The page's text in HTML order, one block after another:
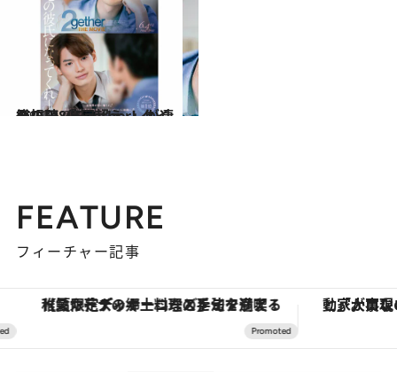
2021.6.23
総視聴8億回超え ！タイ発のBL「2gether」が凄くいい
カルチャー
FEATURE
フィーチャー記事
【夏限定ディナーコース】旬を迎える稚鮎や花ズッキーニなどをイタリア・トスカーナの郷土料理の手法で満喫！